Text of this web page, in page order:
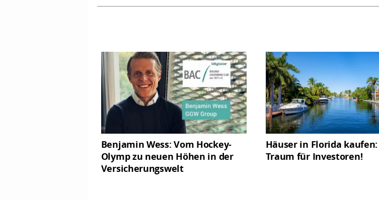
Benjamin Wess: Vom Hockey-
Olymp zu neuen Höhen in der
Versicherungswelt
Häuser in Florida kaufen:
Traum für Investoren!